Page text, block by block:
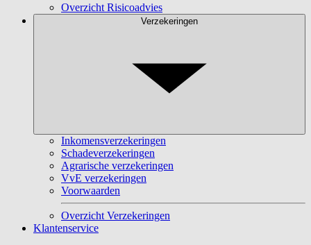
Overzicht Risicoadvies
Verzekeringen
Inkomensverzekeringen
Schadeverzekeringen
Agrarische verzekeringen
VvE verzekeringen
Voorwaarden
Overzicht Verzekeringen
Klantenservice